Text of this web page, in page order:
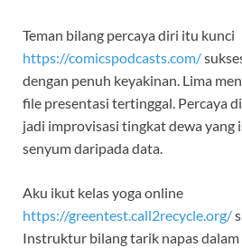
Teman bilang percaya diri itu kunci
https://comicspodcasts.com/
dengan penuh keyakinan. Lima
file presentasi tertinggal. Percaya
jadi improvisasi tingkat dewa yang
senyum daripada data.
Aku ikut kelas yoga online
https://greentest.call2recycle.org/
Instruktur bilang tarik napas dalam